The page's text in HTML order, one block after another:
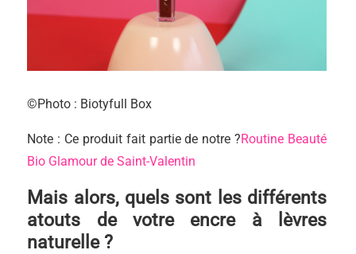
©Photo : Biotyfull Box
Note : Ce produit fait partie de notre ?Routine Beauté
Bio Glamour de Saint-Valentin
Mais alors, quels sont les différents
atouts de votre encre à lèvres
naturelle ?